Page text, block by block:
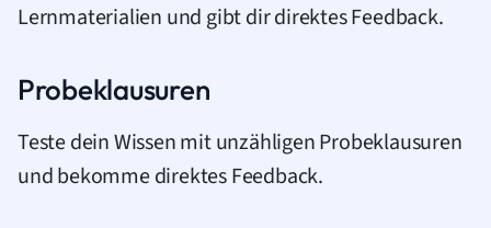
Lernmaterialien und gibt dir direktes Feedback.
Probeklausuren
Teste dein Wissen mit unzähligen Probeklausuren
und bekomme direktes Feedback.